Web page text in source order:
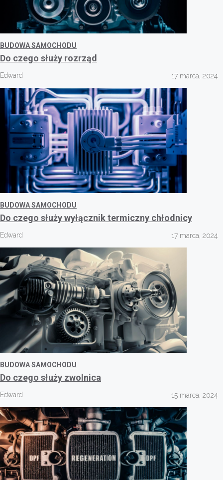
BUDOWA SAMOCHODU
Do czego służy rozrząd
Edward 17 marca, 2024
BUDOWA SAMOCHODU
Do czego służy wyłącznik termiczny chłodnicy
Edward 17 marca, 2024
BUDOWA SAMOCHODU
Do czego służy zwolnica
Edward 15 marca, 2024